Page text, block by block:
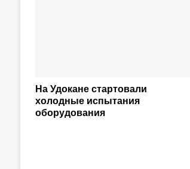
На Удокане стартовали
холодные испытания
оборудования